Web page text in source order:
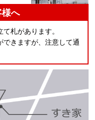
様へ
札があります。
きますが、注意して通